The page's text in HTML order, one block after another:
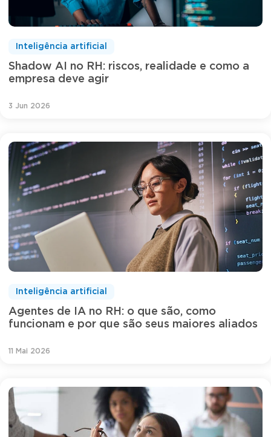
Shadow AI no RH: riscos, realidade e como a
empresa deve agir
Inteligência artificial
3 Jun 2026
Agentes de IA no RH: o que são, como
funcionam e por que são seus maiores aliados
Inteligência artificial
11 Mai 2026